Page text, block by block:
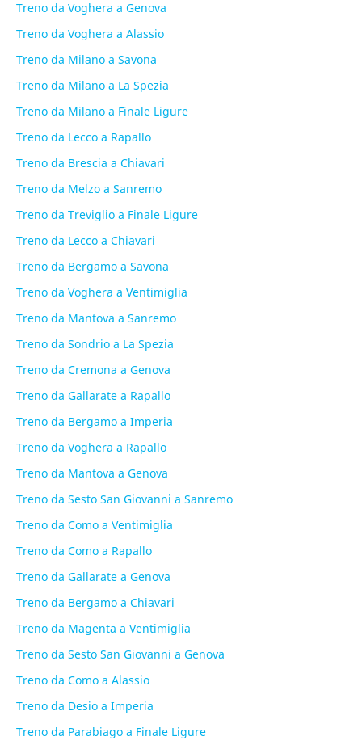
Treno da Voghera a Genova
Treno da Voghera a Alassio
Treno da Milano a Savona
Treno da Milano a La Spezia
Treno da Milano a Finale Ligure
Treno da Lecco a Rapallo
Treno da Brescia a Chiavari
Treno da Melzo a Sanremo
Treno da Treviglio a Finale Ligure
Treno da Lecco a Chiavari
Treno da Bergamo a Savona
Treno da Voghera a Ventimiglia
Treno da Mantova a Sanremo
Treno da Sondrio a La Spezia
Treno da Cremona a Genova
Treno da Gallarate a Rapallo
Treno da Bergamo a Imperia
Treno da Voghera a Rapallo
Treno da Mantova a Genova
Treno da Sesto San Giovanni a Sanremo
Treno da Como a Ventimiglia
Treno da Como a Rapallo
Treno da Gallarate a Genova
Treno da Bergamo a Chiavari
Treno da Magenta a Ventimiglia
Treno da Sesto San Giovanni a Genova
Treno da Como a Alassio
Treno da Desio a Imperia
Treno da Parabiago a Finale Ligure